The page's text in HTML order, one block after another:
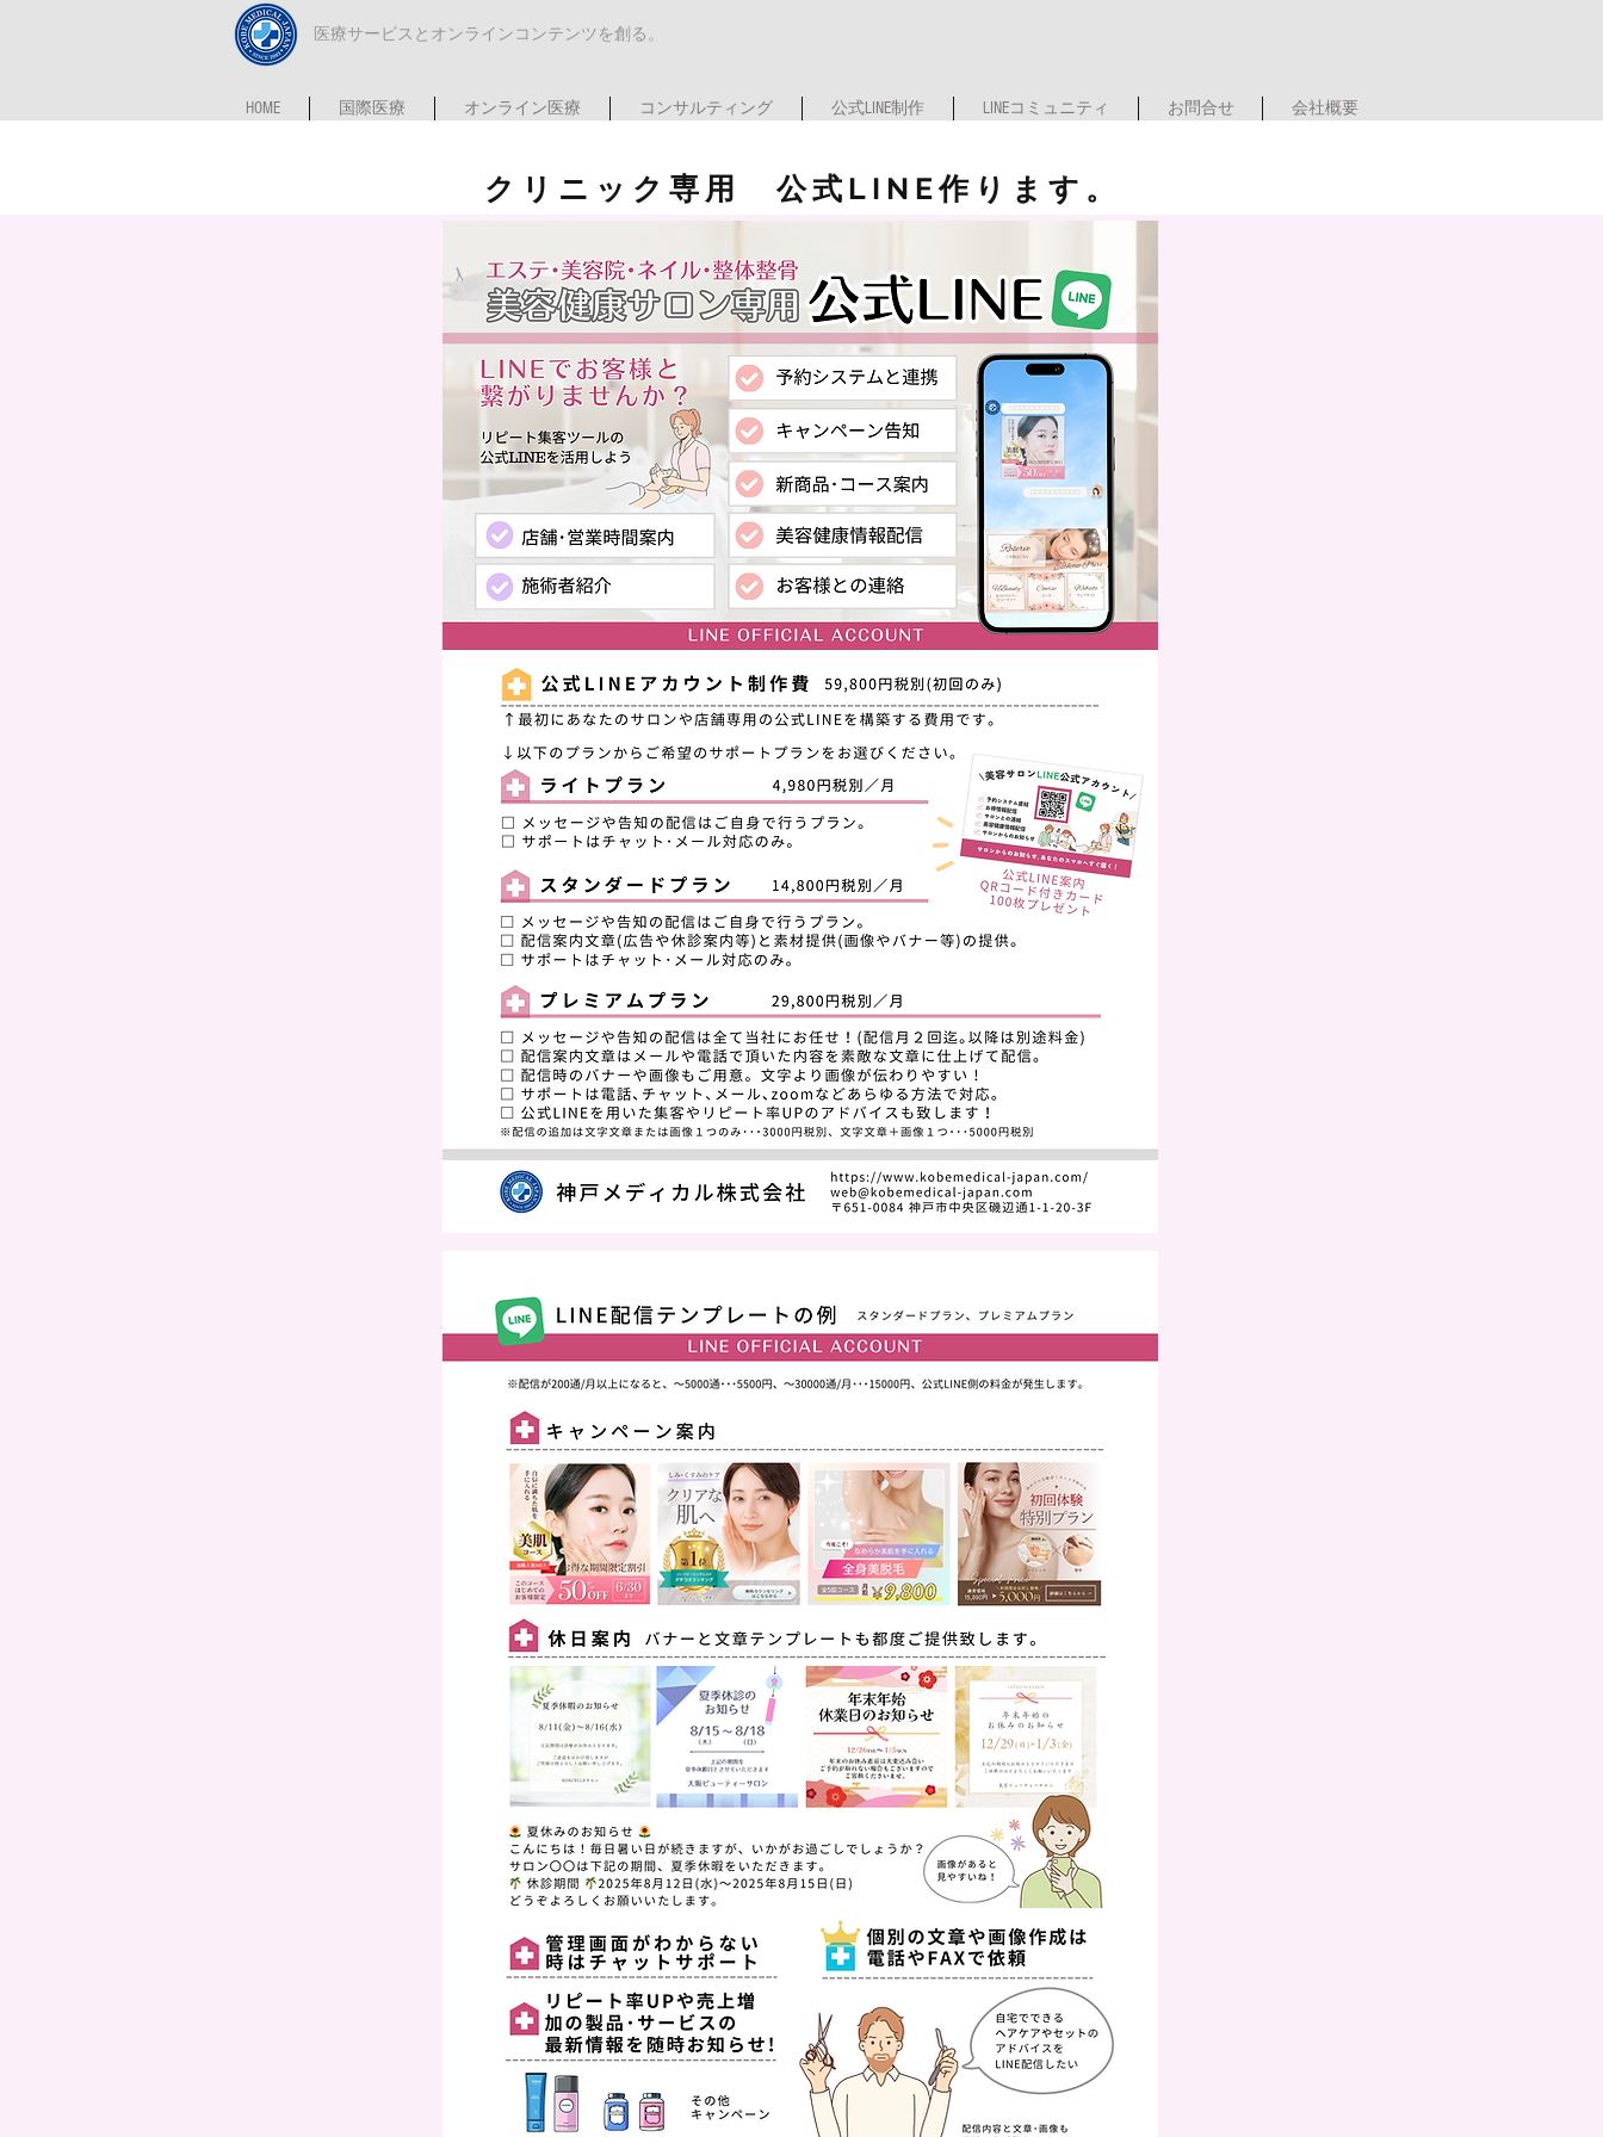
​医療サービスとオンラインコンテンツを創る。
HOME 国際医療 オンライン医療 コンサルティング 公式LINE制作 LINEコミュニティ お問合せ 会社概要
クリニック専用 公式LINE作ります。